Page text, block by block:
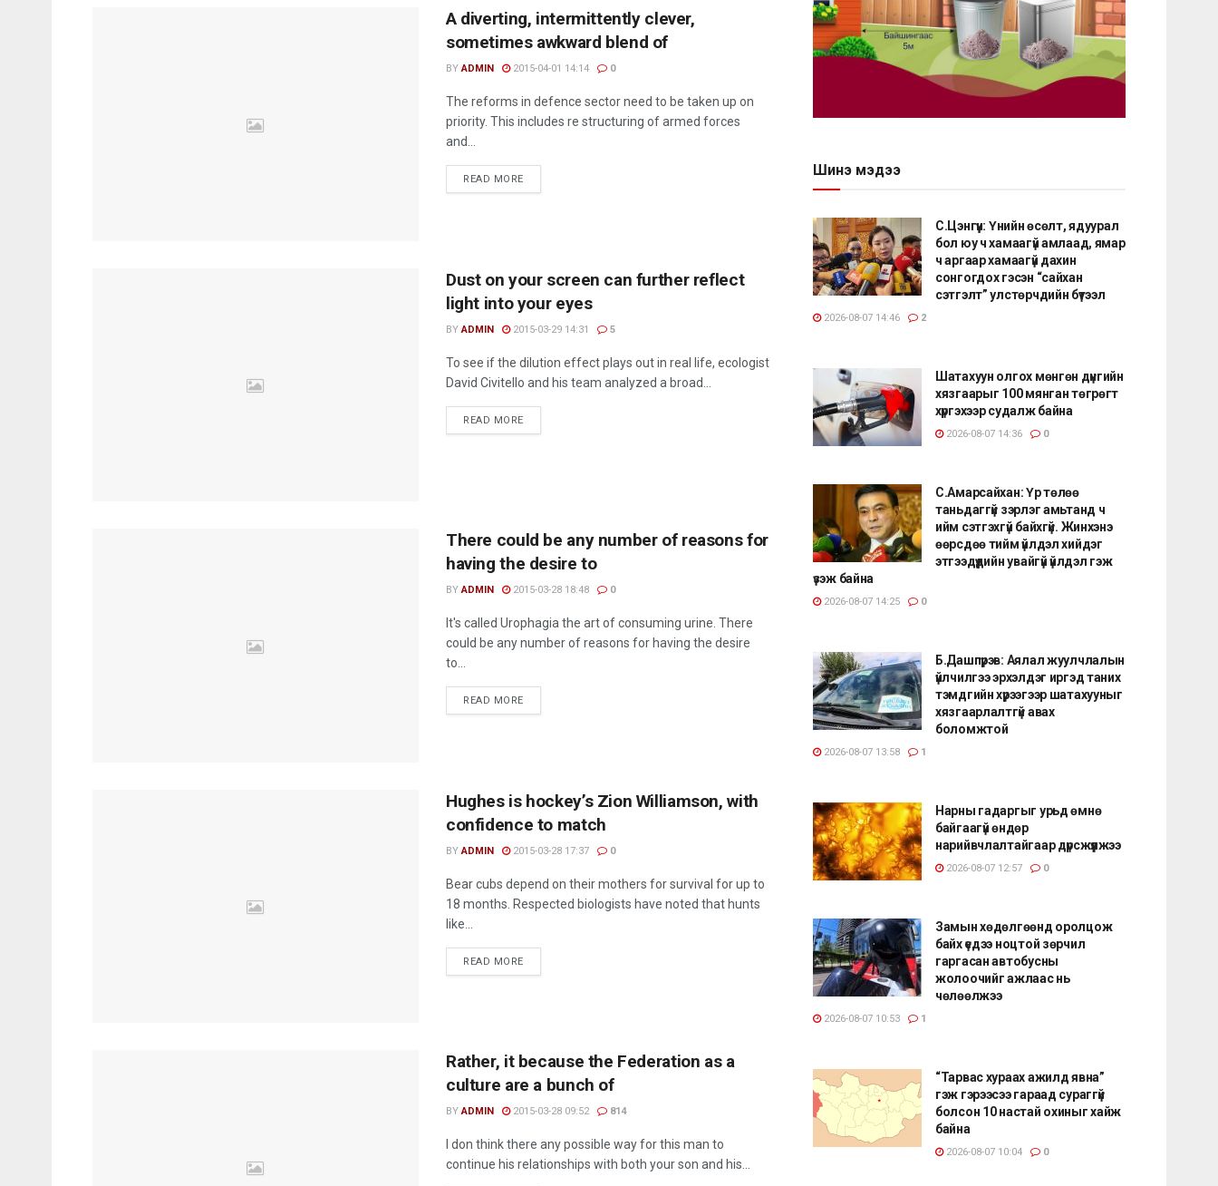
A diverting, intermittently clever,
sometimes awkward blend of
BY ADMIN 2015-04-01 14:14 0
The reforms in defence sector need to be taken up on
priority. This includes re structuring of armed forces
and...
READ MORE
Dust on your screen can further reflect
light into your eyes
BY ADMIN 2015-03-29 14:31 5
To see if the dilution effect plays out in real life, ecologist
David Civitello and his team analyzed a broad...
READ MORE
There could be any number of reasons for
having the desire to
BY ADMIN 2015-03-28 18:48 0
It's called Urophagia the art of consuming urine. There
could be any number of reasons for having the desire
to...
READ MORE
Hughes is hockey’s Zion Williamson, with
confidence to match
BY ADMIN 2015-03-28 17:37 0
Bear cubs depend on their mothers for survival for up to
18 months. Respected biologists have noted that hunts
like...
READ MORE
Rather, it because the Federation as a
culture are a bunch of
BY ADMIN 2015-03-28 09:52 814
I don think there any possible way for this man to
continue his relationships with both your son and his...
Шинэ мэдээ
С.Цэнгүүн: Үнийн өсөлт, ядуурал
бол юу ч хамаагүй амлаад, ямар
ч аргаар хамаагүй дахин
сонгогдох гэсэн “сайхан
сэтгэлт” улстөрчдийн бүтээл
2026-08-07 14:46 2
Шатахуун олгох мөнгөн дүнгийн
хязгаарыг 100 мянган төгрөгт
хүргэхээр судалж байна
2026-08-07 14:36 0
С.Амарсайхан: Үр төлөө
таньдаггүй зэрлэг амьтанд ч
ийм сэтгэхгүй байхгүй. Жинхэнэ
өөрсдөө тийм үйлдэл хийдэг
этгээдүүдийн увайгүй үйлдэл гэж
үзэж байна
2026-08-07 14:25 0
Б.Дашпүрэв: Аялал жуулчлалын
үйлчилгээ эрхэлдэг иргэд таних
тэмдгийн хүрээгээр шатахууныг
хязгаарлалтгүй авах
боломжтой
2026-08-07 13:58 1
Нарны гадаргыг урьд өмнө
байгаагүй өндөр
нарийвчлалтайгаар дүрсжүүлжээ
2026-08-07 12:57 0
Замын хөдөлгөөнд оролцож
байх үедээ ноцтой зөрчил
гаргасан автобусны
жолоочийг ажлаас нь
чөлөөлжээ
2026-08-07 10:53 1
“Тарвас хураах ажилд явна”
гэж гэрээсээ гараад сураггүй
болсон 10 настай охиныг хайж
байна
2026-08-07 10:04 0